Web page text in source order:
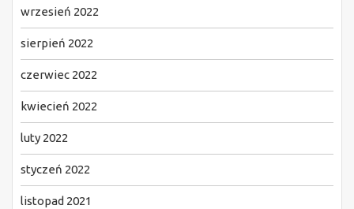
wrzesień 2022
sierpień 2022
czerwiec 2022
kwiecień 2022
luty 2022
styczeń 2022
listopad 2021